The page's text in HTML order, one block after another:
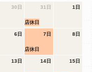
30日 31日
店休日
1日
6日 7日
店休日
8日
13日 14日 15日